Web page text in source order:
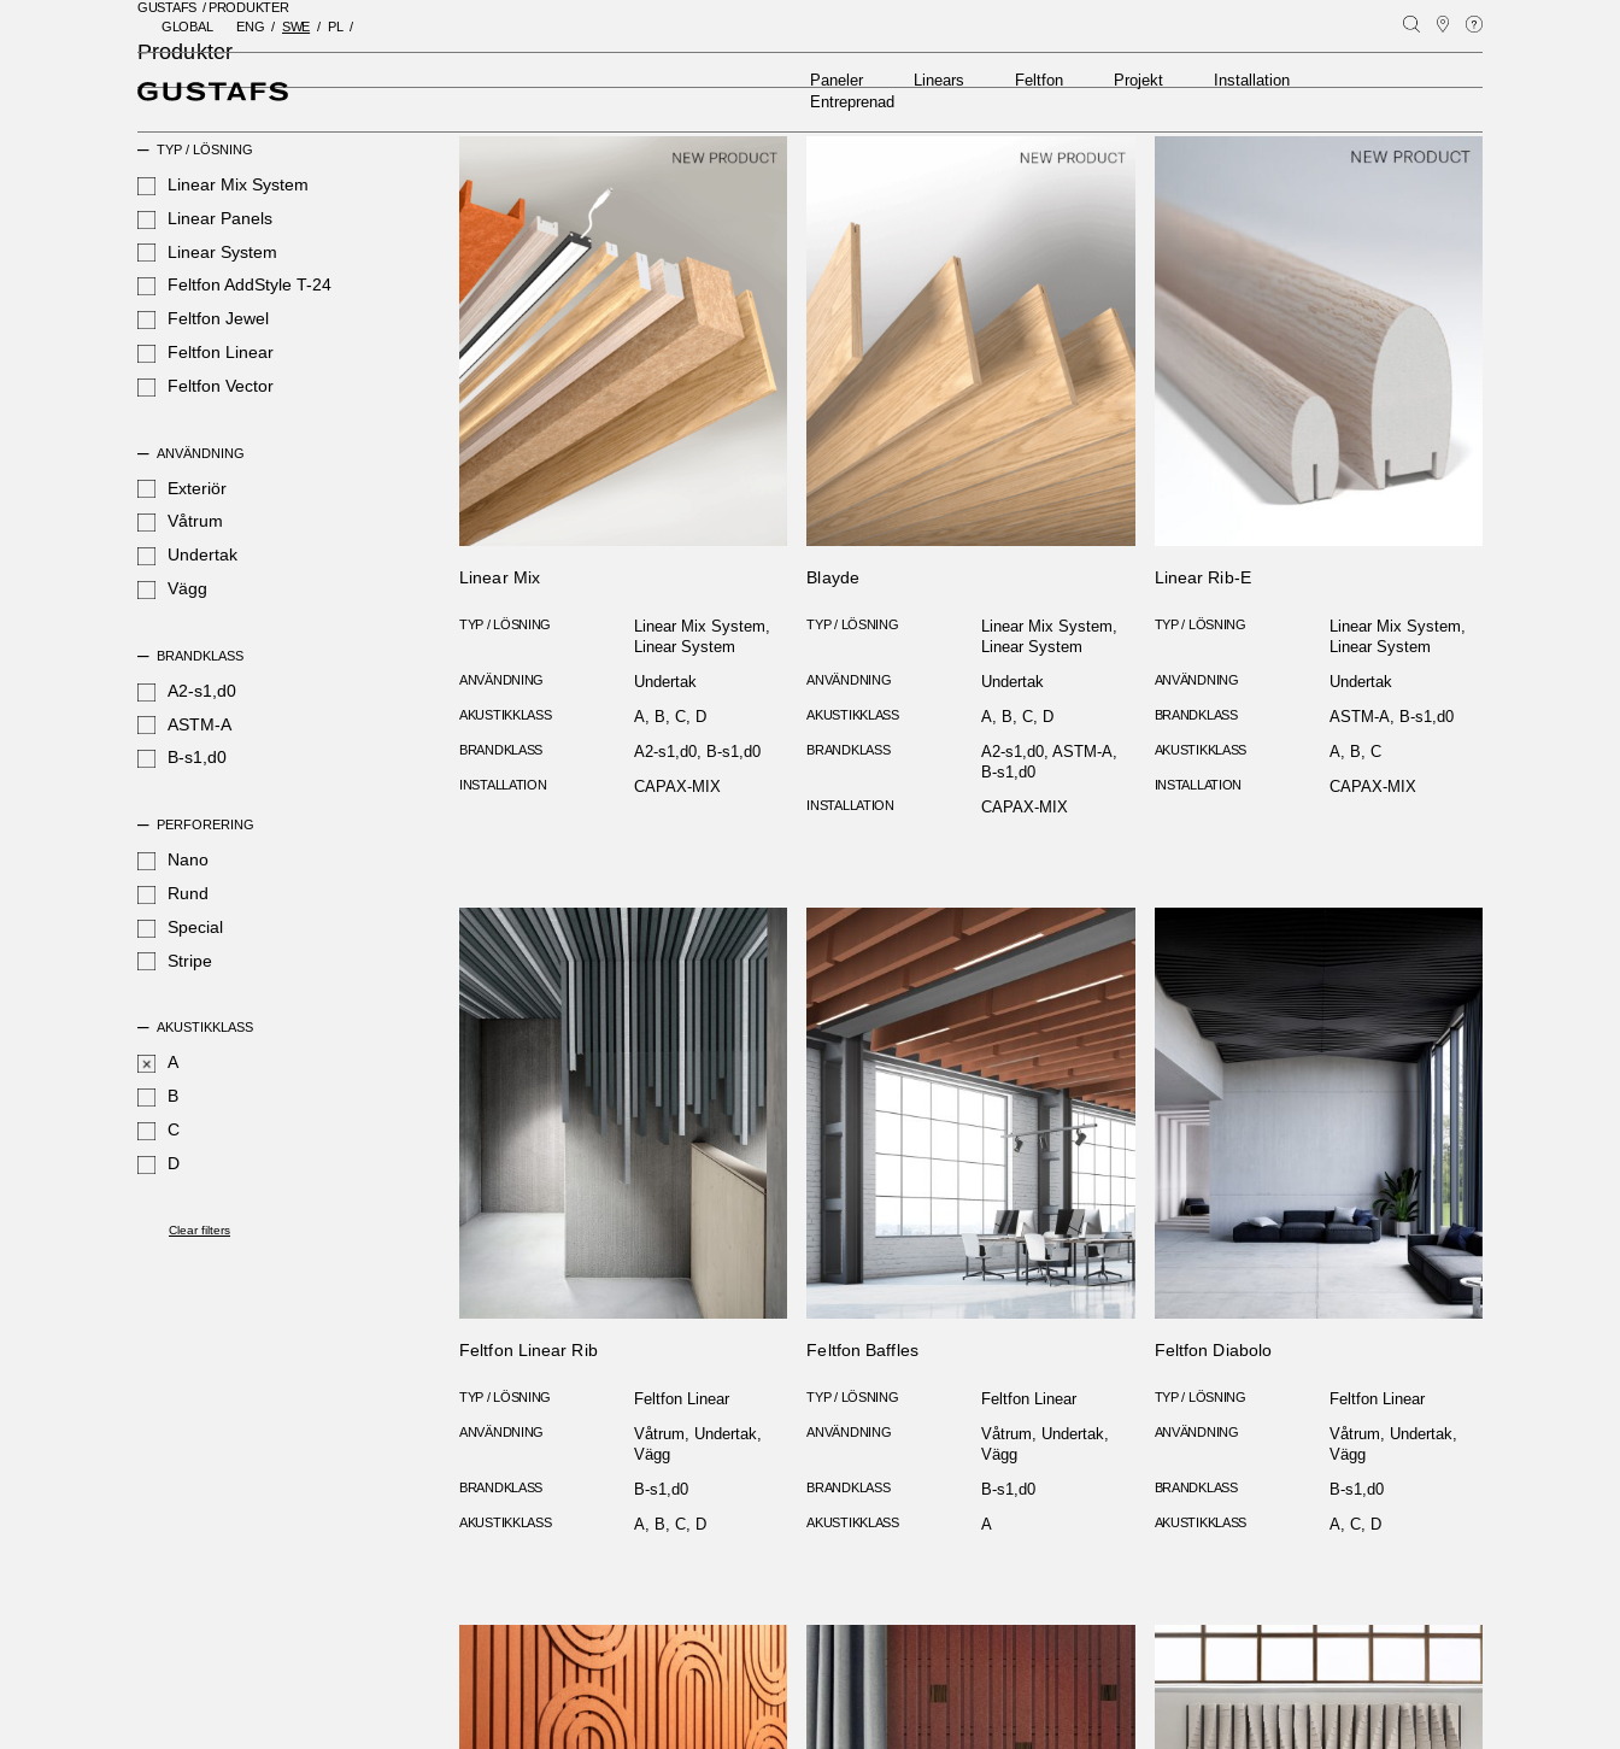
GLOBAL ENG SWE PL
Paneler Linears Feltfon Projekt
Installation
Entreprenad
Entreprenad
GUSTAFS / PRODUKTER
Produkter
TYP / LÖSNING
Linear Mix System
Linear Panels
Linear System
Feltfon AddStyle T-24
Feltfon Jewel
Feltfon Linear
Feltfon Vector
ANVÄNDNING
Exteriör
Våtrum
Undertak
Vägg
BRANDKLASS
A2-s1,d0
ASTM-A
B-s1,d0
PERFORERING
Nano
Rund
Special
Stripe
AKUSTIKKLASS
A
B
C
D
Clear filters
Linear Mix
TYP / LÖSNING
Linear Mix System,
Linear System
ANVÄNDNING Undertak
AKUSTIKKLASS A, B, C, D
BRANDKLASS A2-s1,d0, B-s1,d0
INSTALLATION CAPAX-MIX
Blayde
TYP / LÖSNING
Linear Mix System,
Linear System
ANVÄNDNING Undertak
AKUSTIKKLASS A, B, C, D
BRANDKLASS
A2-s1,d0, ASTM-A,
B-s1,d0
INSTALLATION CAPAX-MIX
Linear Rib-E
TYP / LÖSNING
Linear Mix System,
Linear System
ANVÄNDNING Undertak
BRANDKLASS ASTM-A, B-s1,d0
AKUSTIKKLASS A, B, C
INSTALLATION CAPAX-MIX
Feltfon Linear Rib
TYP / LÖSNING Feltfon Linear
ANVÄNDNING
Våtrum, Undertak,
Vägg
BRANDKLASS B-s1,d0
AKUSTIKKLASS A, B, C, D
Feltfon Baffles
TYP / LÖSNING Feltfon Linear
ANVÄNDNING
Våtrum, Undertak,
Vägg
BRANDKLASS B-s1,d0
AKUSTIKKLASS A
Feltfon Diabolo
TYP / LÖSNING Feltfon Linear
ANVÄNDNING
Våtrum, Undertak,
Vägg
BRANDKLASS B-s1,d0
AKUSTIKKLASS A, C, D